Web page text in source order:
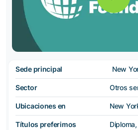
Sede principal New
Sector Otros
Ubicaciones en New
Títulos preferimos